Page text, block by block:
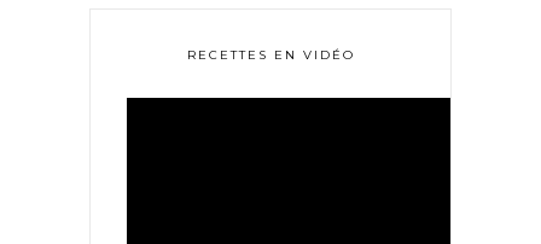
RECETTES EN VIDÉO